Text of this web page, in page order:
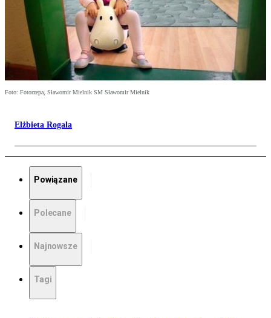
Foto: Fotorzepa, Sławomir Mielnik SM Sławomir Mielnik
Elżbieta Rogala
Powiązane
Polecane
Najnowsze
Tagi